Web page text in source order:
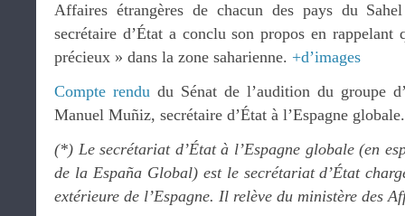
Affaires étrangères de chacun des pays du
secrétaire d’État a conclu son propos en
précieux » dans la zone saharienne. +d’images
Compte rendu du Sénat de l’audition du groupe
Manuel Muñiz, secrétaire d’État à l’Espagne globale.
(*) Le secrétariat d’État à l’Espagne globale (en
de la España Global) est le secrétariat d’État
extérieure de l’Espagne. Il relève du ministère des